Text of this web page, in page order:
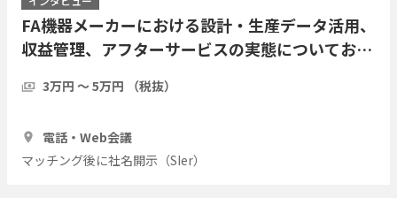
FA機器メーカーにおける設計・生産データ活用、
収益管理、アフターサービスの実態についてお伺
3万円 〜 5万円 （税抜）
電話・Web会議
マッチング後に社名開示（SIer）